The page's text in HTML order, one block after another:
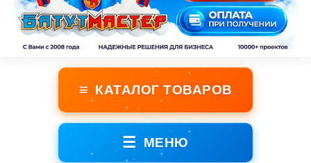
≡ КАТАЛОГ ТОВАРОВ
☰ МЕНЮ